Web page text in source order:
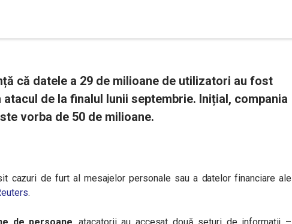
că datele a 29 de milioane de utilizatori au fost
de la finalul lunii septembrie. Inițial, compania
vorba de 50 de milioane.
cazuri de furt al mesajelor personale sau a datelor financiare ale
.